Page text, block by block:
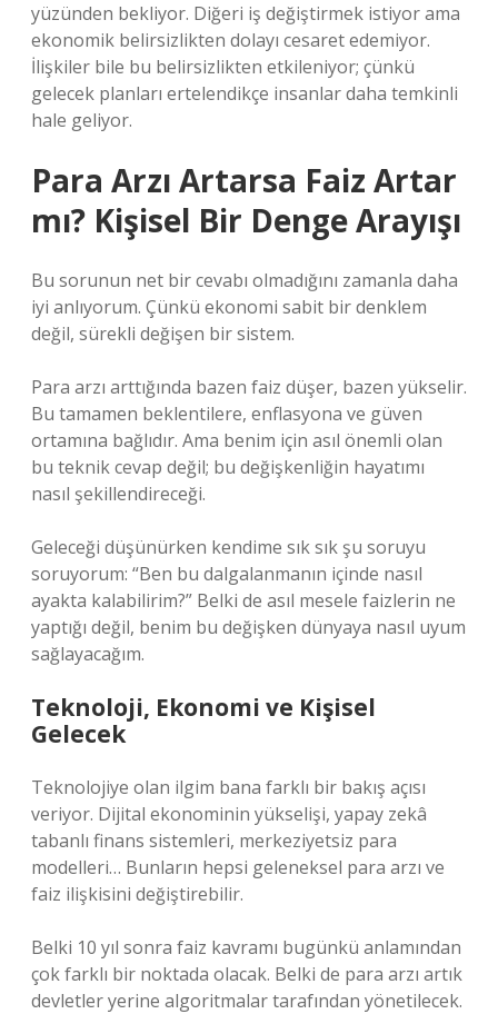
yüzünden bekliyor. Diğeri iş değiştirmek istiyor ama
ekonomik belirsizlikten dolayı cesaret edemiyor.
İlişkiler bile bu belirsizlikten etkileniyor; çünkü
gelecek planları ertelendikçe insanlar daha temkinli
hale geliyor.
Para Arzı Artarsa Faiz Artar
mı? Kişisel Bir Denge Arayışı
Bu sorunun net bir cevabı olmadığını zamanla daha
iyi anlıyorum. Çünkü ekonomi sabit bir denklem
değil, sürekli değişen bir sistem.
Para arzı arttığında bazen faiz düşer, bazen yükselir.
Bu tamamen beklentilere, enflasyona ve güven
ortamına bağlıdır. Ama benim için asıl önemli olan
bu teknik cevap değil; bu değişkenliğin hayatımı
nasıl şekillendireceği.
Geleceği düşünürken kendime sık sık şu soruyu
soruyorum: “Ben bu dalgalanmanın içinde nasıl
ayakta kalabilirim?” Belki de asıl mesele faizlerin ne
yaptığı değil, benim bu değişken dünyaya nasıl uyum
sağlayacağım.
Teknoloji, Ekonomi ve Kişisel
Gelecek
Teknolojiye olan ilgim bana farklı bir bakış açısı
veriyor. Dijital ekonominin yükselişi, yapay zekâ
tabanlı finans sistemleri, merkeziyetsiz para
modelleri… Bunların hepsi geleneksel para arzı ve
faiz ilişkisini değiştirebilir.
Belki 10 yıl sonra faiz kavramı bugünkü anlamından
çok farklı bir noktada olacak. Belki de para arzı artık
devletler yerine algoritmalar tarafından yönetilecek.